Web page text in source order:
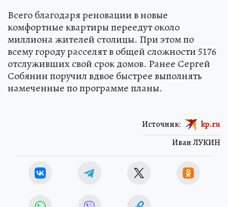
Всего благодаря реновации в новые
комфортные квартиры переедут около
миллиона жителей столицы. При этом по
всему городу расселят в общей сложности 5176
отслуживших свой срок домов. Ранее Сергей
Собянин поручил вдвое быстрее выполнять
намеченные по программе планы.
Иван ЛУКИН
Источник: kp.ru